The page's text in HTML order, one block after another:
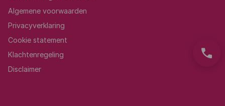
Algemene voorwaarden
Privacyverklaring
Cookie statement
Klachtenregeling
Disclaimer
phone